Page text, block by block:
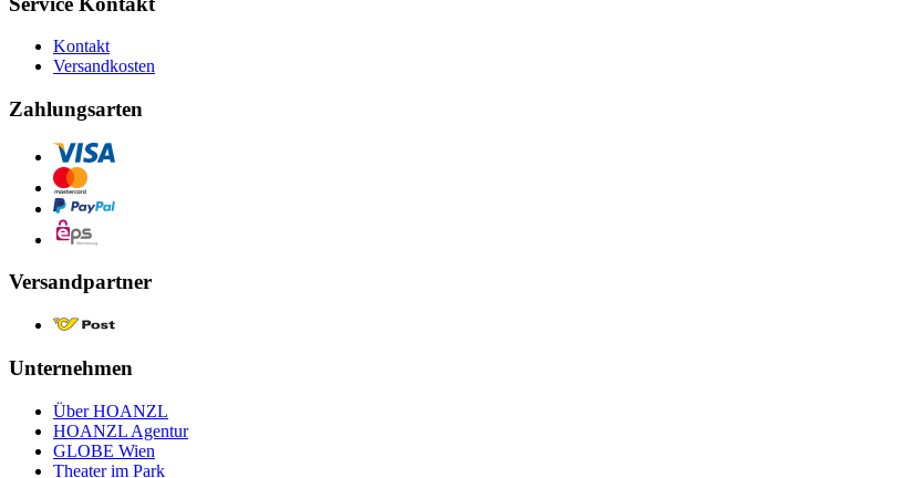
Kontakt
Versandkosten
Zahlungsarten
Versandpartner
Unternehmen
Über HOANZL
HOANZL Agentur
GLOBE Wien
Theater im Park